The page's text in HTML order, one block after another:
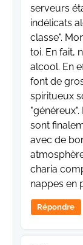
serveurs
indélicats
classe".
toi. En fait,
alcool. En
font de
spiritueux
sont
avec de
charia
nappes en
Répondre